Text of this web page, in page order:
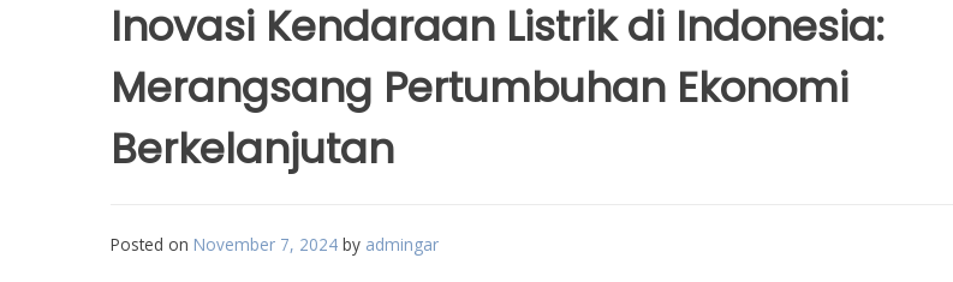
Inovasi Kendaraan Listrik di Indonesia:
Merangsang Pertumbuhan Ekonomi
Berkelanjutan
Posted on November 7, 2024 by admingar